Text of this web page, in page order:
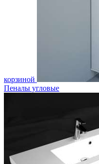
корзиной
Пеналы угловые